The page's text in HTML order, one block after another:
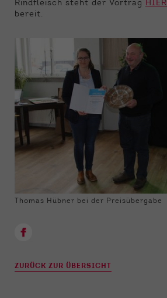
Rindfleisch steht der Vortrag HIER
bereit.
Thomas Hübner bei der Preisübergabe
ZURÜCK ZUR ÜBERSICHT